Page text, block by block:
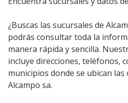
¿Buscas las sucursales de
podrás consultar toda la
manera rápida y sencilla.
incluye direcciones, teléfonos,
municipios donde se ubican las
Alcampo sa.